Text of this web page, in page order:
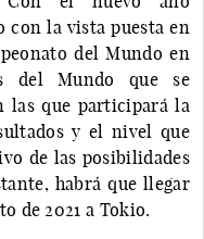
con la vista puesta en
del Mundo en
del Mundo que se
las que participará la
y el nivel que
de las posibilidades
habrá que llegar
de 2021 a Tokio.